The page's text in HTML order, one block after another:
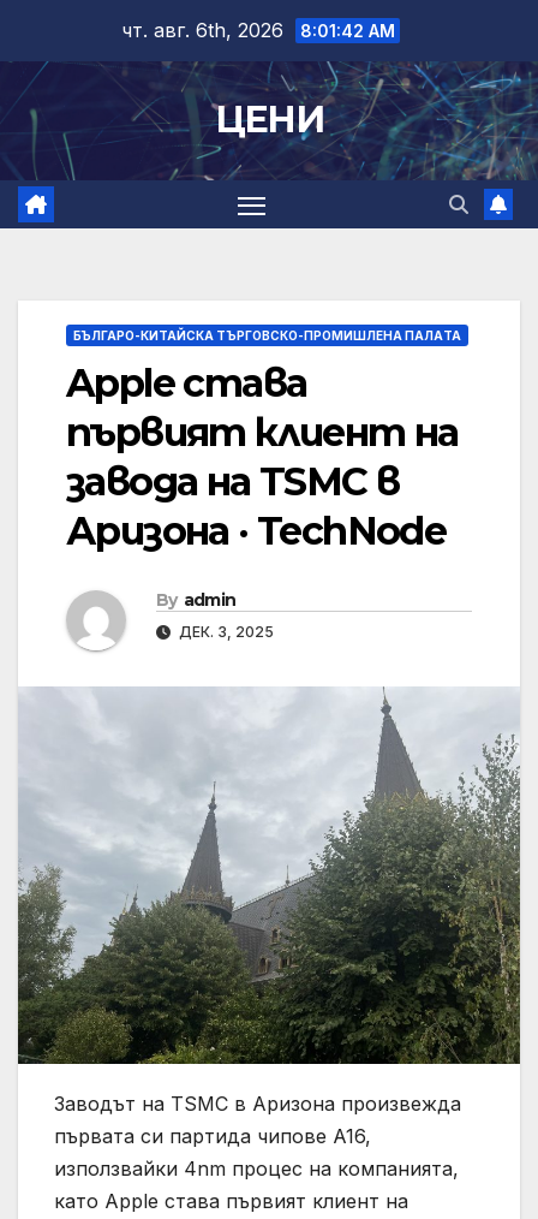
content
чт. авг. 6th, 2026 8:01:42 AM
ЦЕНИ
БЪЛГАРО-КИТАЙСКА ТЪРГОВСКО-ПРОМИШЛЕНА ПАЛAТА
Apple става
първият клиент на
завода на TSMC в
Аризона · TechNode
By admin
ДЕК. 3, 2025
Заводът на TSMC в Аризона произвежда
първата си партида чипове A16,
използвайки 4nm процес на компанията,
като Apple става първият клиент на